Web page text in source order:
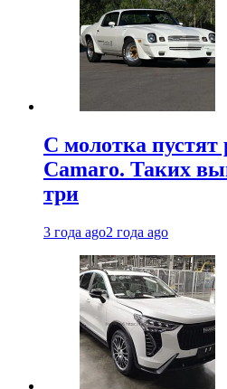
С молотка
Camaro. Таких
три
3 года ago2 года ago